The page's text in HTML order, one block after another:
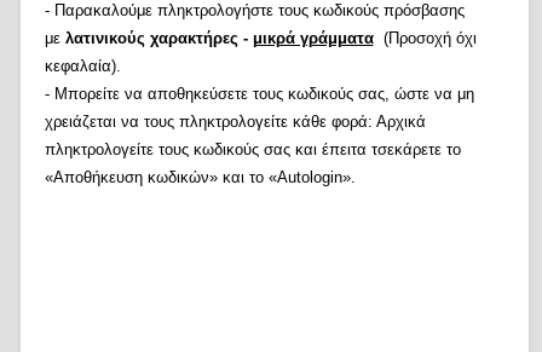
- Παρακαλούμε πληκτρολογήστε τους κωδικούς πρόσβασης
με λατινικούς χαρακτήρες - μικρά γράμματα(Προσοχή όχι
κεφαλαία).
- Μπορείτε να αποθηκεύσετε τους κωδικούς σας, ώστε να μη
χρειάζεται να τους πληκτρολογείτε κάθε φορά: Αρχικά
πληκτρολογείτε τους κωδικούς σας και έπειτα τσεκάρετε το
«Αποθήκευση κωδικών» και το «Autologin».